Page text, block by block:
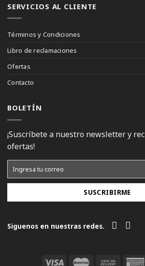
SERVICIOS AL CLIENTE
Términos y Condiciones
Libro de reclamaciones
Ofertas
Contacto
BOLETÍN
¡Suscríbete a nuestro newsletter y
ofertas!
Siguenos en nuestras redes.